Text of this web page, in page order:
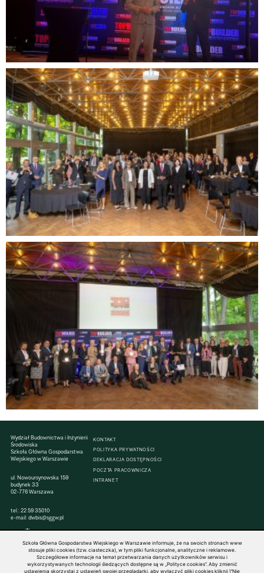
Wydział Budownictwa i Inżynierii
Środowiska
Szkoła Główna Gospodarstwa
Wiejskiego w Warszawie
ul. Nowoursynowska 159
budynek 33
02-776 Warszawa
tel.:22 59 35010
e-mail:dwbis@sggw.pl
KONTAKT
POLITYKA PRYWATNOŚCI
DEKLARACJA DOSTĘPNOŚCI
POCZTA PRACOWNICZA
INTRANET
© 1816–2026 SGGW — ALL RIGHTS RESERVED
Szkoła Główna Gospodarstwa Wiejskiego w Warszawie informuje, że na swoich stronach www
stosuje pliki cookies (tzw. ciasteczka), w tym pliki funkcjonalne, analityczne i reklamowe.
Szczegółowe informacje na temat przetwarzania danych użytkowników serwisu i
wykorzystywanych technologii śledzących dostępne są w „Polityce cookies”. Aby zmienić
ustawienia skorzystaj z ustawień swojej przeglądarki, aby wyłączyć pliki cookies kliknij \"Nie